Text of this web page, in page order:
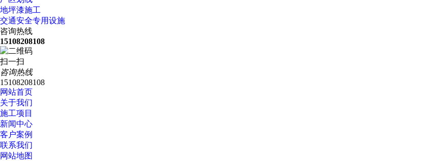
地坪漆施工
交通安全专用设施
咨询热线
15108208108
扫一扫
咨询热线
15108208108
网站首页
关于我们
施工项目
新闻中心
客户案例
联系我们
网站地图